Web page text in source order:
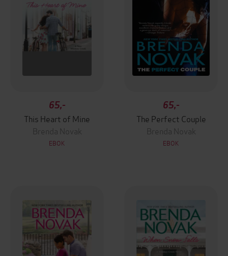
65,-
This Heart of Mine
Brenda Novak
EBOK
65,-
The Perfect Couple
Brenda Novak
EBOK